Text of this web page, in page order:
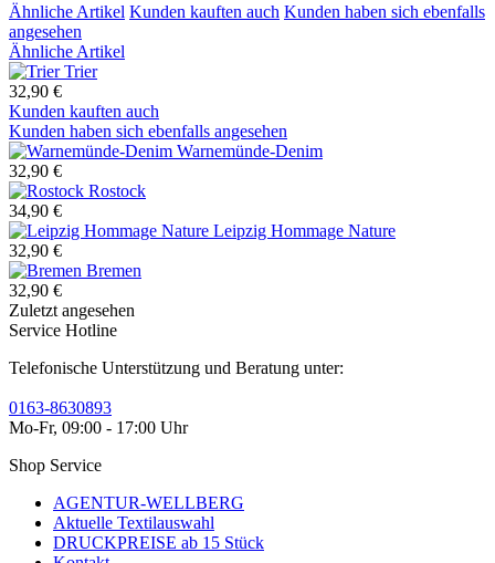
Ähnliche Artikel Kunden kauften auch Kunden haben sich ebenfalls
angesehen
Ähnliche Artikel
Trier
32,90 €
Kunden kauften auch
Kunden haben sich ebenfalls angesehen
Warnemünde-Denim
32,90 €
Rostock
34,90 €
Leipzig Hommage Nature
32,90 €
Bremen
32,90 €
Zuletzt angesehen
Service Hotline
Telefonische Unterstützung und Beratung unter:
0163-8630893
Mo-Fr, 09:00 - 17:00 Uhr
Shop Service
AGENTUR-WELLBERG
Aktuelle Textilauswahl
DRUCKPREISE ab 15 Stück